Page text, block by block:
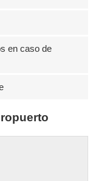
en caso de